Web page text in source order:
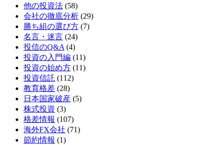
他の投資法 (58)
会社の徹底分析 (29)
勝ち組の選び方 (7)
名言・迷言 (24)
投信のQ&A (4)
投資の入門編 (11)
投資の始め方 (11)
投資信託 (112)
教育格差 (28)
日本国家破産 (5)
株式投資 (3)
格差情報 (107)
海外FX会社 (71)
節約情報 (1)